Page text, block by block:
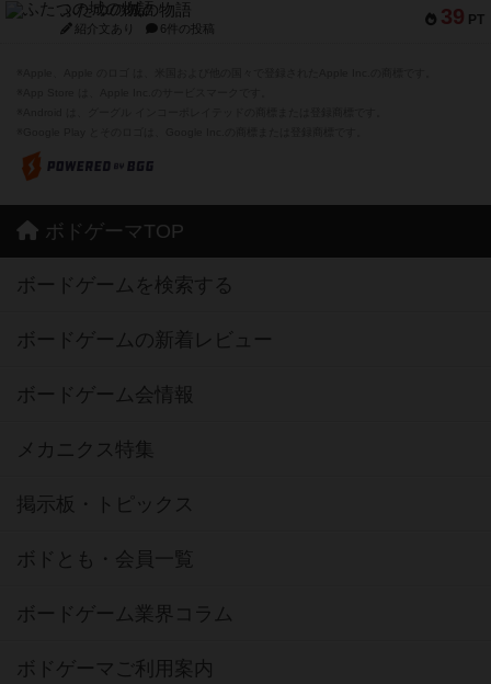
39 PT
ふたつの城の物語
紹介文あり 6件の投稿
ボドゲーマTOP
ボードゲームを検索する
ボードゲームの新着レビュー
ボードゲーム会情報
メカニクス特集
掲示板・トピックス
ボドとも・会員一覧
ボードゲーム業界コラム
ボドゲーマご利用案内